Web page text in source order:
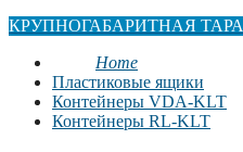
КРУПНОГАБАРИТНАЯ ТАРА
Home
Пластиковые ящики
Контейнеры VDA-KLT
Контейнеры RL-KLT